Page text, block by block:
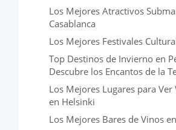
Los Mejores Atractivos
Casablanca
Los Mejores Festivales
Top Destinos de Invierno en
Descubre los Encantos de la
Los Mejores Lugares para Ver
en Helsinki
Los Mejores Bares de Vinos